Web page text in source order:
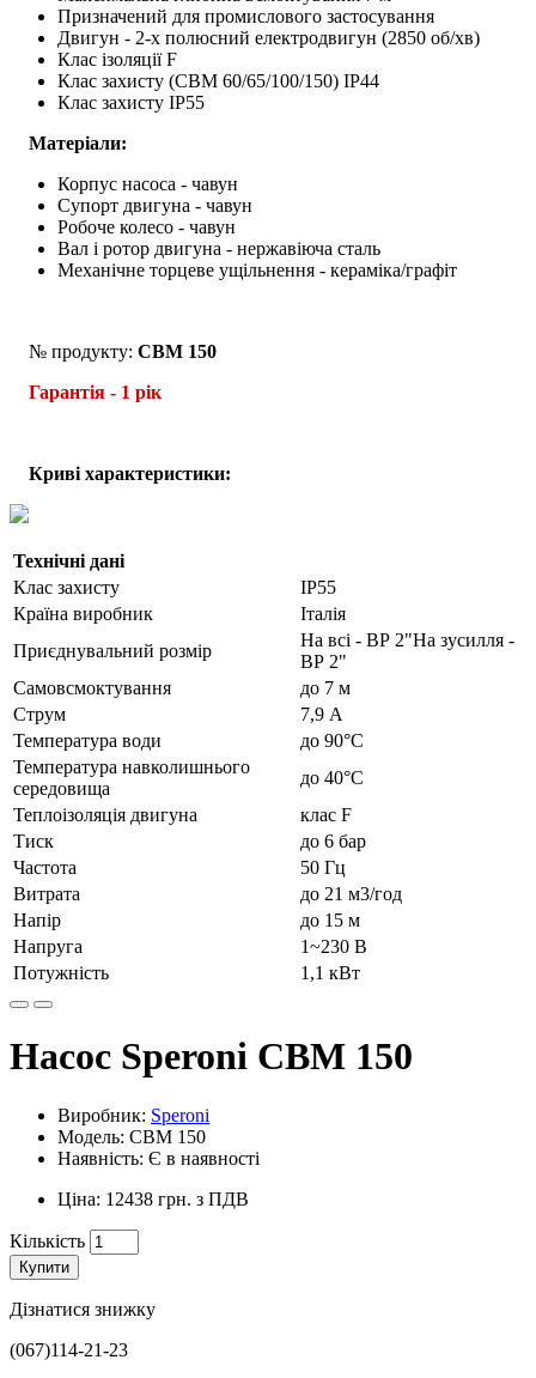
Призначений для промислового застосування
Двигун - 2-х полюсний електродвигун (2850 об/хв)
Клас ізоляції F
Клас захисту (CBM 60/65/100/150) IP44
Клас захисту IP55
Матеріали:
Корпус насоса - чавун
Супорт двигуна - чавун
Робоче колесо - чавун
Вал і ротор двигуна - нержавіюча сталь
Механічне торцеве ущільнення - кераміка/графіт
№ продукту: CBM 150
Гарантія - 1 рік
Криві характеристики:
Технічні дані
Клас захисту
IP55
Країна виробник
Італія
Приєднувальний розмір
На всі - ВР 2"На зусилля -
ВР 2"
Самовсмоктування
до 7 м
Струм
7,9 А
Температура води
до 90°C
Температура навколишнього
середовища
до 40°C
Теплоізоляція двигуна
клас F
Тиск
до 6 бар
Частота
50 Гц
Витрата
до 21 м3/год
Напір
до 15 м
Напруга
1~230 В
Потужність
1,1 кВт
Насос Speroni CBM 150
Виробник: Speroni
Модель: CBM 150
Наявність: Є в наявності
Ціна: 12438 грн. з ПДВ
Кількість
Купити
Дізнатися знижку
(067)114-21-23